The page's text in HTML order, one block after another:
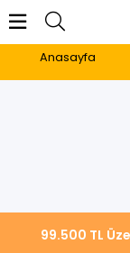
Anasayfa